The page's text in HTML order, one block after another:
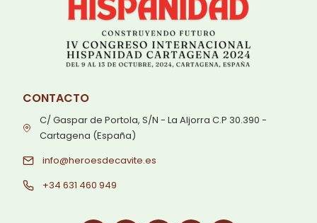
CONTACTO
C/ Gaspar de Portola, S/N - La Aljorra C.P 30.390 -
Cartagena (España)
info@heroesdecavite.es
+34 631 460 949